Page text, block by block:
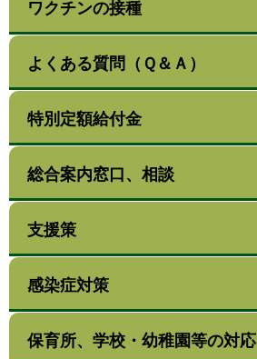
ワクチンの接種
よくある質問（Ｑ＆Ａ）
特別定額給付金
総合案内窓口、相談
支援策
感染症対策
保育所、学校・幼稚園等の対応